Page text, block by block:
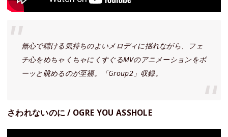
無心で聴ける気持ちのよいメロディに揺れながら、フェ
チ心をめちゃくちゃにくすぐるMVのアニメーションをボ
ーッと眺めるのが至福。「Group2」収録。
さわれないのに / OGRE YOU ASSHOLE